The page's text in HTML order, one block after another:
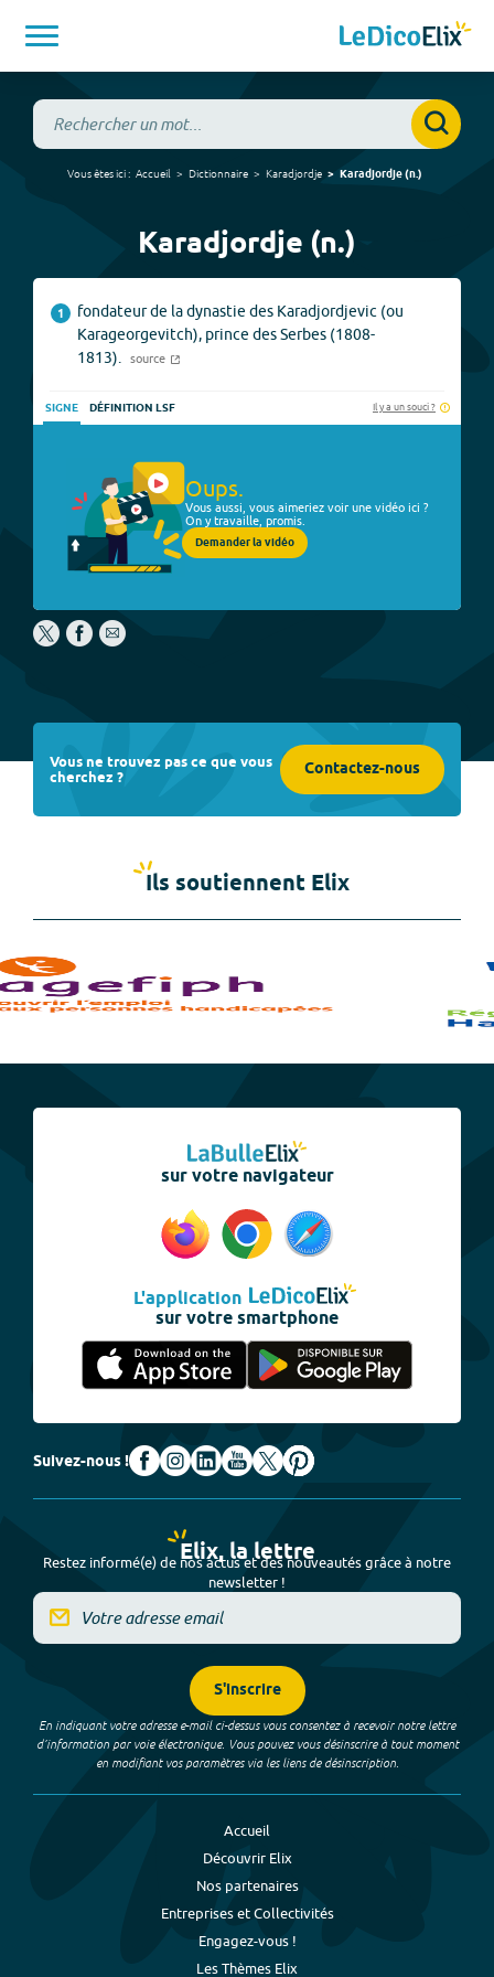
Vous êtes ici : Accueil Dictionnaire Karadjordje Karadjordje(n.)
Karadjordje (n.)
1
fondateur de la dynastie des Karadjordjevic (ou
Karageorgevitch), prince des Serbes (1808-
1813).
source
SIGNE DÉFINITION LSF Il y a un souci ?
Oups.
Vous aussi, vous aimeriez voir une vidéo ici ?
On y travaille, promis.
Demander la vidéo
Vous ne trouvez pas ce que vous
cherchez ? Contactez-nous
Ils soutiennent Elix
sur votre navigateur
L'application
sur votre smartphone
Suivez-nous !
Elix, la lettre
Restez informé(e) de nos actus et des nouveautés grâce à notre
newsletter !
S'inscrire
En indiquant votre adresse e-mail ci-dessus vous consentez à recevoir notre lettre
d’information par voie électronique. Vous pouvez vous désinscrire à tout moment
en modifiant vos paramètres via les liens de désinscription.
Accueil
Découvrir Elix
Nos partenaires
Entreprises et Collectivités
Engagez-vous !
Les Thèmes Elix